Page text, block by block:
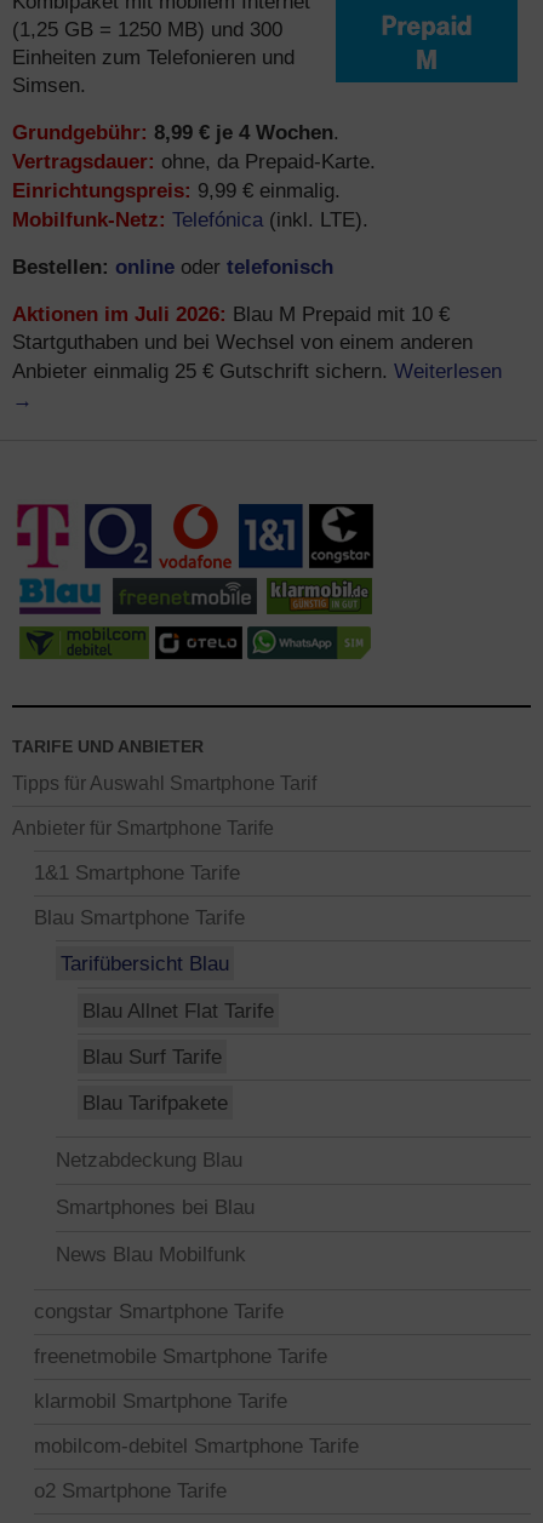
(1,25 GB = 1250 MB) und 300
Einheiten zum Telefonieren und
Simsen.
Grundgebühr: 8,99 € je 4 Wochen.
Vertragsdauer: ohne, da Prepaid-Karte.
Einrichtungspreis: 9,99 € einmalig.
Mobilfunk-Netz: Telefónica(inkl. LTE).
Bestellen: online oder telefonisch
Aktionen im Juli 2026: Blau M Prepaid mit 10 €
Startguthaben und bei Wechsel von einem anderen
Anbieter einmalig 25 € Gutschrift sichern. Weiterlesen
→
TARIFE UND ANBIETER
Tipps für Auswahl Smartphone Tarif
Anbieter für Smartphone Tarife
1&1 Smartphone Tarife
Blau Smartphone Tarife
Tarifübersicht Blau
Blau Allnet Flat Tarife
Blau Surf Tarife
Blau Tarifpakete
Netzabdeckung Blau
Smartphones bei Blau
News Blau Mobilfunk
congstar Smartphone Tarife
freenetmobile Smartphone Tarife
klarmobil Smartphone Tarife
mobilcom-debitel Smartphone Tarife
o2 Smartphone Tarife